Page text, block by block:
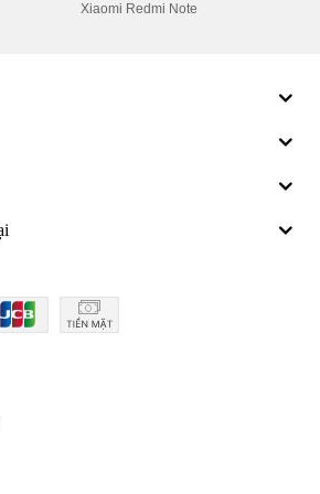
lượng cao và độ phân giải lớn
có độ phân giải 16 MP, cho phép người
tự sướng đẹp và tự tin mà không cần
Xiaomi Redmi Note